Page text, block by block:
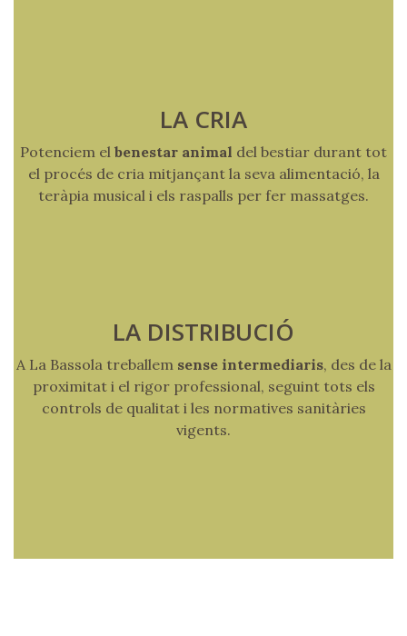
LA CRIA
Potenciem el benestar animal del bestiar durant tot
el procés de cria mitjançant la seva alimentació, la
teràpia musical i els raspalls per fer massatges.
LA DISTRIBUCIÓ
A La Bassola treballem sense intermediaris, des de la
proximitat i el rigor professional, seguint tots els
controls de qualitat i les normatives sanitàries
vigents.